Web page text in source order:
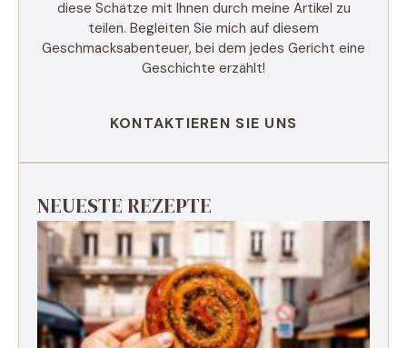
diese Schätze mit Ihnen durch meine Artikel zu
teilen. Begleiten Sie mich auf diesem
Geschmacksabenteuer, bei dem jedes Gericht eine
Geschichte erzählt!
KONTAKTIEREN SIE UNS
NEUESTE REZEPTE